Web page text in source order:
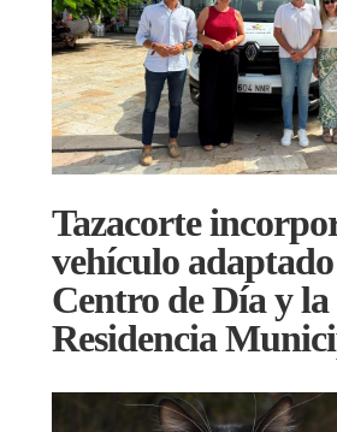
Tazacorte
vehículo
Centro de Día y la
Residencia